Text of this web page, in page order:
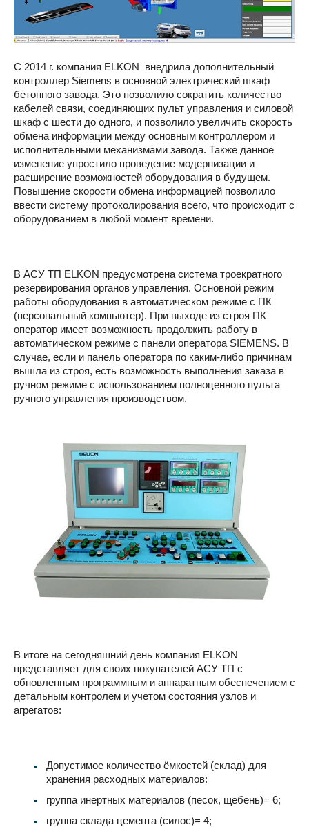
С 2014 г. компания ELKON внедрила дополнительный
контроллер Siemens в основной электрический шкаф
бетонного завода. Это позволило сократить количество
кабелей связи, соединяющих пульт управления и силовой
шкаф с шести до одного, и позволило увеличить скорость
обмена информации между основным контроллером и
исполнительными механизмами завода. Также данное
изменение упростило проведение модернизации и
расширение возможностей оборудования в будущем.
Повышение скорости обмена информацией позволило
ввести систему протоколирования всего, что происходит с
оборудованием в любой момент времени.
В АСУ ТП ELKON предусмотрена система троекратного
резервирования органов управления. Основной режим
работы оборудования в автоматическом режиме с ПК
(персональный компьютер). При выходе из строя ПК
оператор имеет возможность продолжить работу в
автоматическом режиме с панели оператора SIEMENS. В
случае, если и панель оператора по каким-либо причинам
вышла из строя, есть возможность выполнения заказа в
ручном режиме с использованием полноценного пульта
ручного управления производством.
В итоге на сегодняшний день компания ELKON
представляет для своих покупателей АСУ ТП с
обновленным программным и аппаратным обеспечением с
детальным контролем и учетом состояния узлов и
агрегатов:
Допустимое количество ёмкостей (склад) для
хранения расходных материалов:
группа инертных материалов (песок, щебень)= 6;
группа склада цемента (силос)= 4;